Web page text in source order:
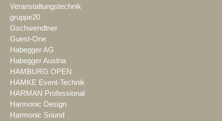
Veranstaltungstechnik
gruppe20
Gschwendtner
Guest-One
Habegger AG
Habegger Austria
HAMBURG OPEN
HAMKE Event-Technik
HARMAN Professional
Harmonic Design
Harmonic Sound